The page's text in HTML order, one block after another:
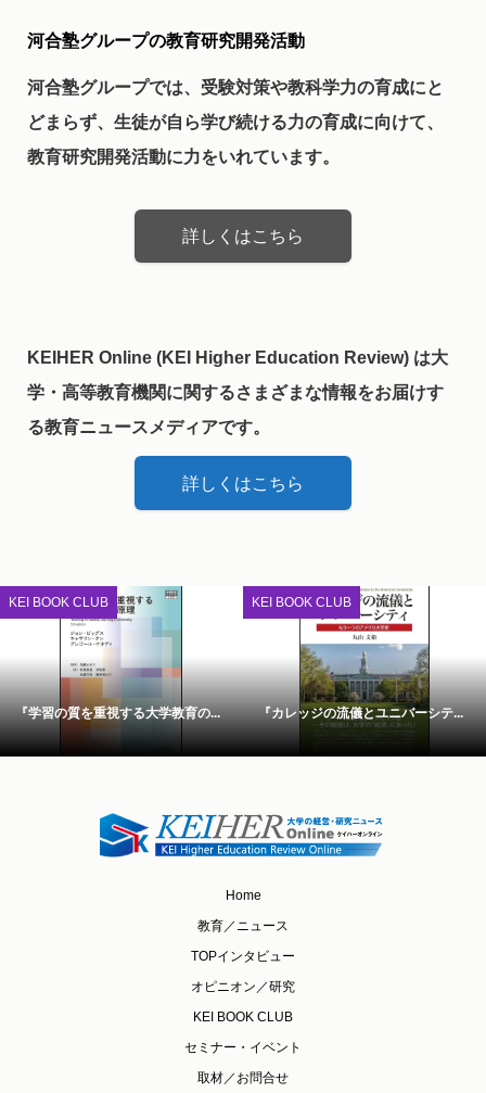
河合塾グループの教育研究開発活動
河合塾グループでは、受験対策や教科学力の育成にと
どまらず、生徒が自ら学び続ける力の育成に向けて、
教育研究開発活動に力をいれています。
詳しくはこちら
KEIHER Online (KEI Higher Education Review) は大
学・高等教育機関に関するさまざまな情報をお届けす
る教育ニュースメディアです。
詳しくはこちら
KEI BOOK CLUB
『学習の質を重視する大学教育の...
KEI BOOK CLUB
『カレッジの流儀とユニバーシテ...
Home
教育／ニュース
TOPインタビュー
オピニオン／研究
KEI BOOK CLUB
セミナー・イベント
取材／お問合せ